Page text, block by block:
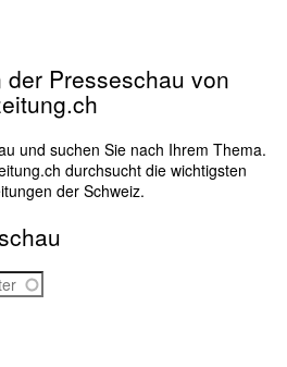
Presseschau von
und suchen Sie nach Ihrem Thema.
durchsucht die wichtigsten
der Schweiz.